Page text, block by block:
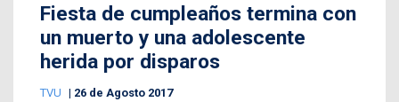
Fiesta de cumpleaños termina con
un muerto y una adolescente
herida por disparos
TVU 26 de Agosto 2017